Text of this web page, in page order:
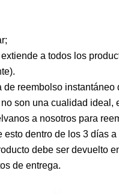
a todos los
reembolso
son una cualidad
a nosotros para
dentro de los 3 días
debe ser devuelto
de entrega.